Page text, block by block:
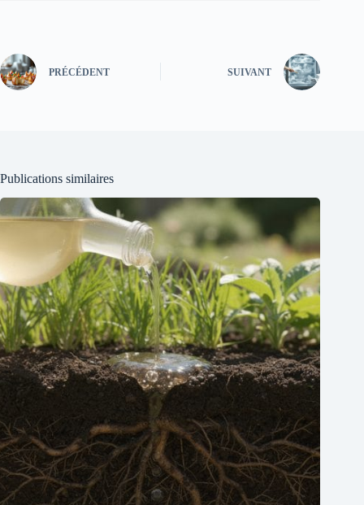
PRÉCÉDENT SUIVANT
Publications similaires